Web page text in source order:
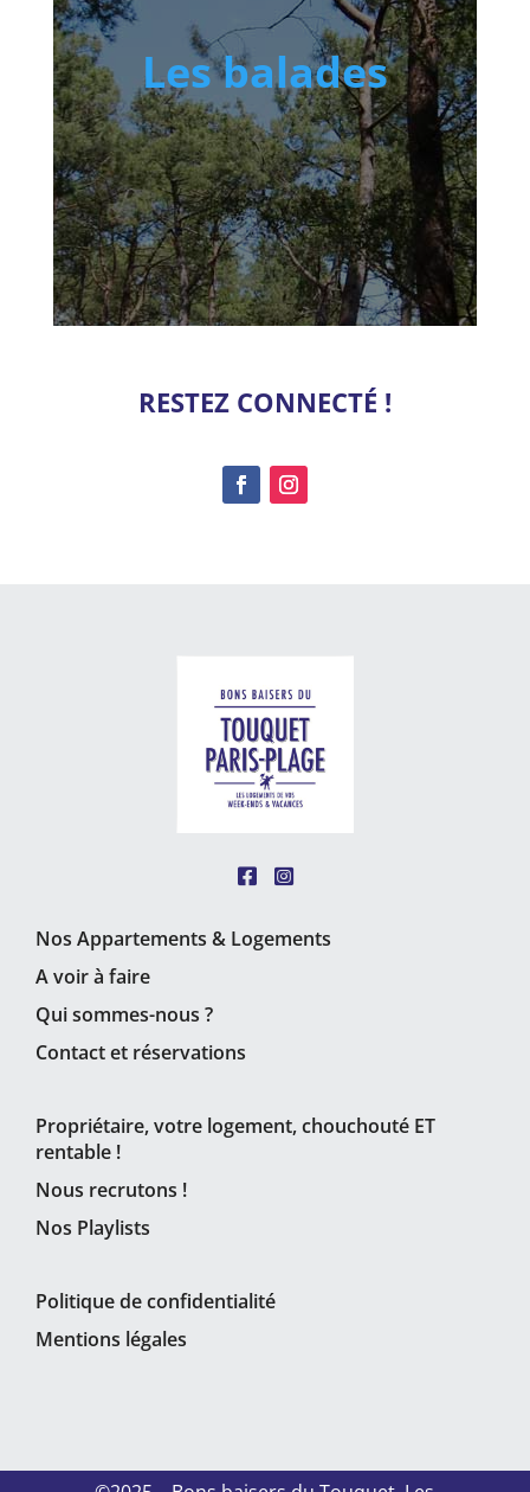
Les balades
RESTEZ CONNECTÉ !
Nos Appartements & Logements
A voir à faire
Qui sommes-nous ?
Contact et réservations
Propriétaire, votre logement, chouchouté ET
rentable !
Nous recrutons !
Nos Playlists
Politique de confidentialité
Mentions légales